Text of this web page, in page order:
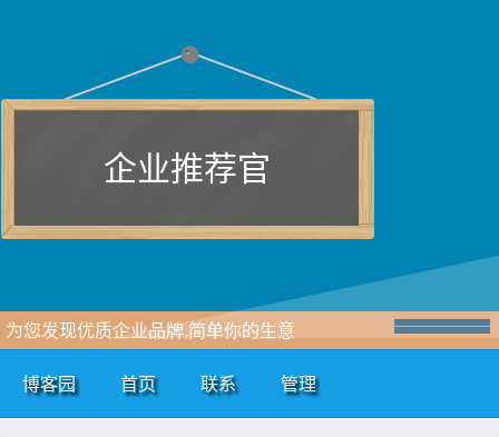
企业推荐官
为您发现优质企业品牌,简单你的生意
博客园 首页 联系 管理